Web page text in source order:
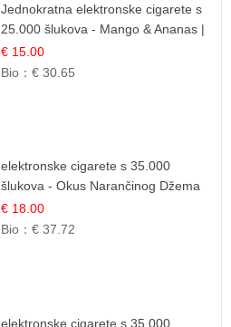
Jednokratna elektronske cigarete s
25.000 šlukova - Mango & Ananas |
Egzotična Voćna Mješavina
€ 15.00
Bio：€ 30.65
elektronske cigarete s 35.000
šlukova - Okus Narančinog Džema
| Dugotrajno Iskustvo
€ 18.00
Bio：€ 37.72
elektronske cigarete s 35.000